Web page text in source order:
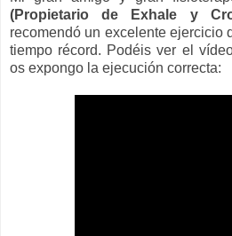
(Propietario de Exhale y
recomendó un excelente ejercicio
tiempo récord. Podéis ver el
os expongo la ejecución correcta: